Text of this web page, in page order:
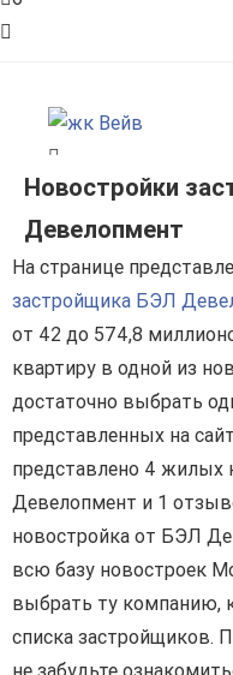
Новостройки
Девелопмент
На странице
застройщика БЭЛ
от 42 до 574,8
квартиру в одной из
достаточно выбрать
представленных на
представлено 4
Девелопмент и 1
новостройка от БЭЛ
всю базу новостроек
выбрать ту компанию,
списка застройщиков.